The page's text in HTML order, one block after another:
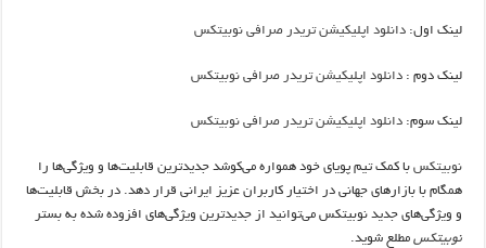
لینک اول:دانلود اپلیکیشن تریدر صرافی نوبیتکس
لینک دوم :دانلود اپلیکیشن تریدر صرافی نوبیتکس
لینک سوم:دانلود اپلیکیشن تریدر صرافی نوبیتکس
نوبیتکسبا کمک تیم پویای خود همواره می‌کوشد جدیدترین قابلیت‌ها و ویژگی‌ها را
همگام با بازارهای جهانی در اختیار کاربران عزیز ایرانی قرار دهد. در بخش قابلیت‌ها
و ویژگی‌های جدید نوبیتکس می‌توانید از جدیدترین ویژگی‌های افزوده شده به بستر
نوبیتکسمطلع شوید.